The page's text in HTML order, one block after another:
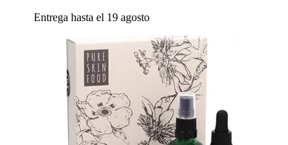
Entrega hasta el 19 agosto